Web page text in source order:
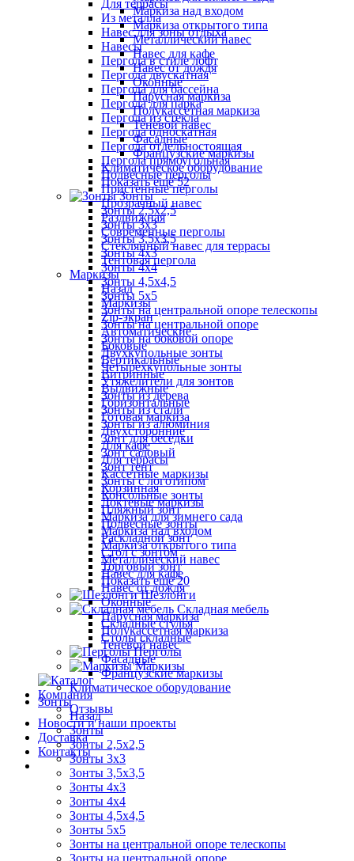
Маркиза над входом
Маркиза открытого типа
Металлический навес
Навес для кафе
Навес от дождя
Оконные
Парусная маркиза
Полукассетная маркиза
Теневой навес
Фасадные
Французские маркизы
Климатическое оборудование
Показать ещё 52
Зонты
Зонты 2,5х2,5
Зонты 3х3
Зонты 3,5х3,5
Зонты 4х3
Зонты 4х4
Зонты 4,5х4,5
Зонты 5х5
Зонты на центральной опоре телескопы
Зонты на центральной опоре
Зонты на боковой опоре
Двухкупольные зонты
Четырехкупольные зонты
Утяжелители для зонтов
Зонты из дерева
Зонты из стали
Зонты из алюминия
Зонт для беседки
Зонт садовый
Зонт тент
Зонты с логотипом
Консольные зонты
Пляжный зонт
Подвесные зонты
Раскладной зонт
Стол с зонтом
Торговый зонт
Показать ещё 20
Шезлонги
Складная мебель
Складные стулья
Столы складные
Перголы
Маркизы
Компания
Отзывы
Новости и наши проекты
Доставка
Контакты
Для террасы
Из металла
Навес для зоны отдыха
Навесы
Пергола в стиле лофт
Пергола двускатная
Пергола для бассейна
Пергола для парка
Пергола из стекла
Пергола односкатная
Пергола отдельностоящая
Пергола прямоугольная
Подвесные перголы
Пристенные перголы
Прозрачный навес
Раздвижная
Современные перголы
Стеклянный навес для террасы
Тентовая пергола
Маркизы
Назад
Маркизы
Zip-экран
Автоматические
Боковые
Вертикальные
Витринные
Выдвижные
Горизонтальные
Готовая маркиза
Двухсторонние
Для кафе
Для террасы
Кассетные маркизы
Корзинная
Локтевые маркизы
Маркиза для зимнего сада
Маркиза над входом
Маркиза открытого типа
Металлический навес
Навес для кафе
Навес от дождя
Оконные
Парусная маркиза
Полукассетная маркиза
Теневой навес
Фасадные
Французские маркизы
Климатическое оборудование
Зонты
Назад
Зонты
Зонты 2,5х2,5
Зонты 3х3
Зонты 3,5х3,5
Зонты 4х3
Зонты 4х4
Зонты 4,5х4,5
Зонты 5х5
Зонты на центральной опоре телескопы
Зонты на центральной опоре